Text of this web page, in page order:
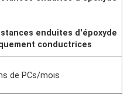
enduites d'époxyde
conductrices
de PCs/mois